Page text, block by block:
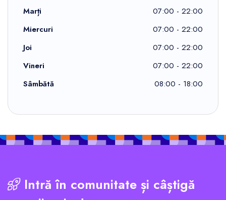
Marți
07:00 - 22:00
Miercuri
07:00 - 22:00
Joi
07:00 - 22:00
Vineri
07:00 - 22:00
Sâmbătă
08:00 - 18:00
Intră în comunitate și câștigă